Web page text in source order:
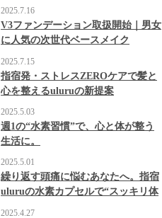
2025.7.16
V3ファンデーション取扱開始｜男女
に人気の次世代ベースメイク
2025.7.15
指宿発・ストレスZEROケアで髪と
心を整えるuluruの新提案
2025.5.03
週1の“水素習慣”で、心と体が整う
生活に。
2025.5.01
繰り返す頭痛に悩むあなたへ。指宿
uluruの水素カプセルで“スッキリ体
2025.4.27